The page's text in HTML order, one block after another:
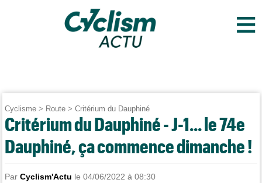
≡
Cyclisme > Route >Critérium du Dauphiné
Critérium du Dauphiné - J-1... le 74e
Dauphiné, ça commence dimanche !
ParCyclism'Actu le 04/06/2022 à 08:30